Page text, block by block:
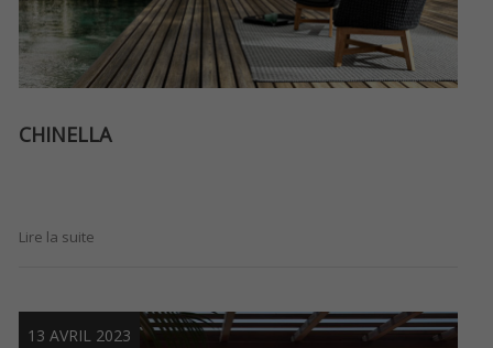
CHINELLA
Lire la suite
13 AVRIL 2023